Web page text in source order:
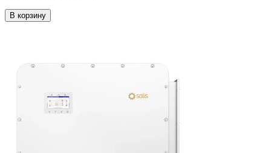
В корзину